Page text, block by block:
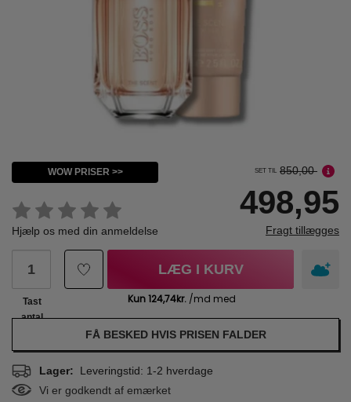
WOW PRISER >>
Hjælp os med din anmeldelse
SET TIL 850,00
498,95
Fragt tillægges
Tast
antal
LÆG I KURV
FÅ BESKED HVIS PRISEN FALDER
Lager: Leveringstid: 1-2 hverdage
Vi er godkendt af emærket